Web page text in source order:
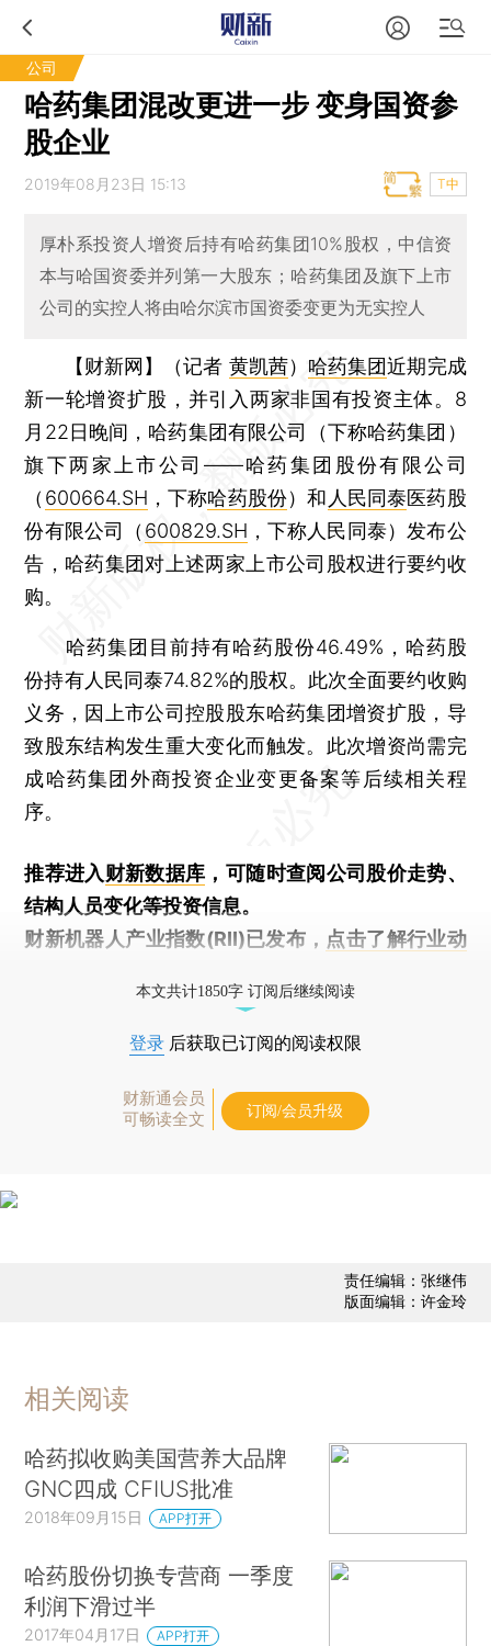
公司
哈药集团混改更进一步 变身国资参
股企业
2019年08月23日 15:13 T中
厚朴系投资人增资后持有哈药集团10%股权，中信资
本与哈国资委并列第一大股东；哈药集团及旗下上市
公司的实控人将由哈尔滨市国资委变更为无实控人
【财新网】（记者 黄凯茜） 哈药集团近期完成
新一轮增资扩股，并引入两家非国有投资主体。8
月22日晚间，哈药集团有限公司（下称哈药集团）
旗下两家上市公司——哈药集团股份有限公司
（ 600664.SH ，下称哈药股份）和 人民同泰医药股
份有限公司（ 600829.SH ，下称人民同泰）发布公
告，哈药集团对上述两家上市公司股权进行要约收
购。
哈药集团目前持有哈药股份46.49%，哈药股
份持有人民同泰74.82%的股权。此次全面要约收购
义务，因上市公司控股股东哈药集团增资扩股，导
致股东结构发生重大变化而触发。此次增资尚需完
成哈药集团外商投资企业变更备案等后续相关程
序。
推荐进入财新数据库 ，可随时查阅公司股价走势、
结构人员变化等投资信息。
财新机器人产业指数(RII)已发布， 点击了解行业动
本文共计1850字 订阅后继续阅读
登录 后获取已订阅的阅读权限
财新通会员
可畅读全文
订阅/会员升级
责任编辑：张继伟
版面编辑：许金玲
相关阅读
哈药拟收购美国营养大品牌
GNC四成 CFIUS批准
2018年09月15日 APP打开
哈药股份切换专营商 一季度
利润下滑过半
2017年04月17日 APP打开